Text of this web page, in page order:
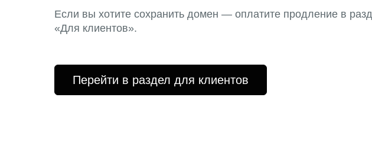
Если вы хотите сохранить домен — оплатите продление в
«Для клиентов».
Перейти в раздел для клиентов